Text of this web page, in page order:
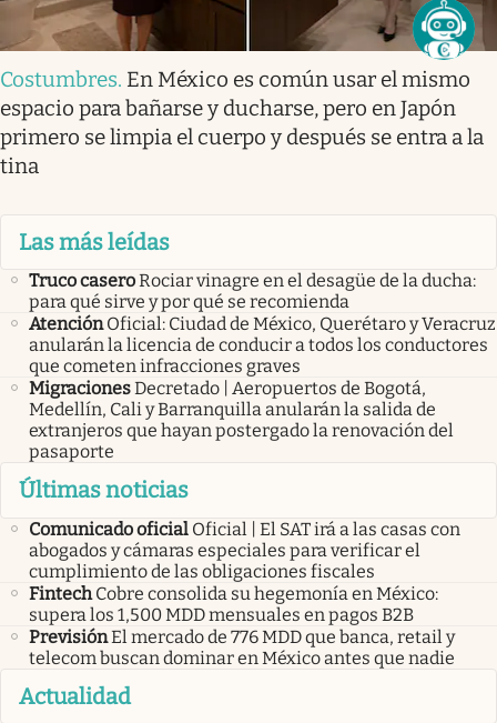
Costumbres. En México es común usar el mismo
espacio para bañarse y ducharse, pero en Japón
primero se limpia el cuerpo y después se entra a la
tina
Las más leídas
Truco caseroRociar vinagre en el desagüe de la ducha:
para qué sirve y por qué se recomienda
Atención Oficial: Ciudad de México, Querétaro y Veracruz
anularán la licencia de conducir a todos los conductores
que cometen infracciones graves
MigracionesDecretado | Aeropuertos de Bogotá,
Medellín, Cali y Barranquilla anularán la salida de
extranjeros que hayan postergado la renovación del
pasaporte
Últimas noticias
Comunicado oficial Oficial | El SAT irá a las casas con
abogados y cámaras especiales para verificar el
cumplimiento de las obligaciones fiscales
Fintech Cobre consolida su hegemonía en México:
supera los 1,500 MDD mensuales en pagos B2B
PrevisiónEl mercado de 776 MDD que banca, retail y
telecom buscan dominar en México antes que nadie
Actualidad